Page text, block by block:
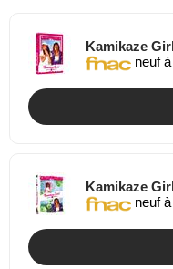
Kamikaze
neuf
Kamikaze
neuf